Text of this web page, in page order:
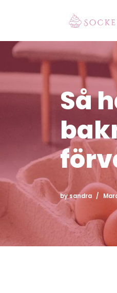
to
content
Så
bysandra